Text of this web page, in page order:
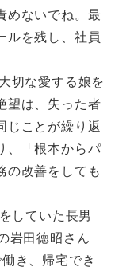
めないでね。最
ルを残し、社員
切な愛する娘を
望は、失った者
じことが繰り返
、「根本からパ
の改善をしても
していた長男
岩田徳昭さん
き、帰宅でき